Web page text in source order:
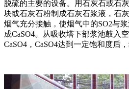
脱硫的主要的设备。用石灰石或石
块或石灰石粉制成石灰石浆液，石
烟气充分接触，使烟气中的SO2与
成CaSO4。从吸收塔下部浆池鼓入
CaSO4，CaSO4达到一定饱和度后，